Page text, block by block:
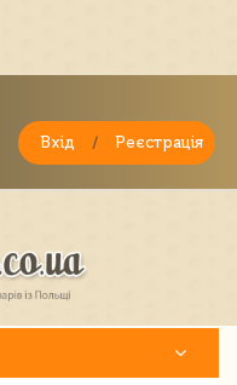
Вхід / Реєстрація